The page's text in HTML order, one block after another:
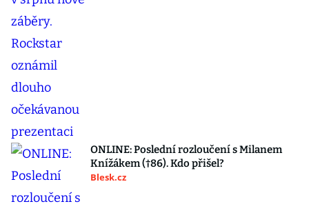
ONLINE: Poslední rozloučení s Milanem
Knížákem (†86). Kdo přišel?
Blesk.cz